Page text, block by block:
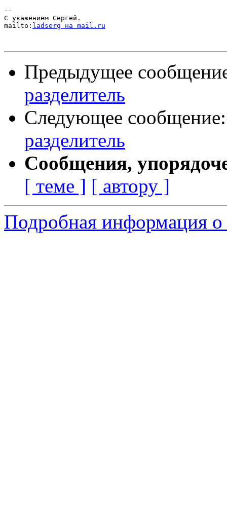
--
С уважением Сергей.
mailto: ladserg на mail.ru
Предыдущее
разделитель
Следующее
разделитель
Сообщения,
[ теме ] [ автору ]
Подробная информация о